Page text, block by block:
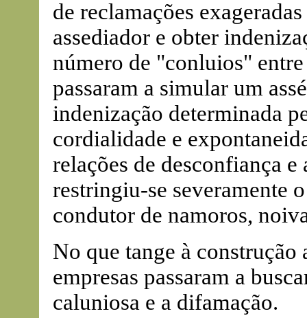
de reclamações
assediador e obter
número de "conluios" entre
passaram a simular um
indenização determinada
cordialidade e
relações de desconfiança
restringiu-se severamente
condutor de namoros,
No que tange à construção
empresas passaram a
caluniosa e a difamação.